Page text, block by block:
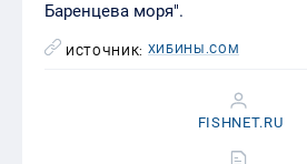
Баренцева моря".
ИСТОЧНИК: ХИБИНЫ.COM
FISHNET.RU